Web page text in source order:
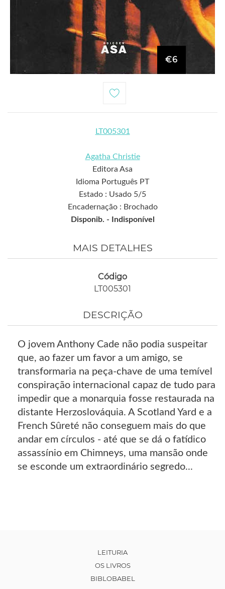
€6
LT005301
Agatha Christie
Editora Asa
Idioma Português PT
Estado : Usado 5/5
Encadernação : Brochado
Disponib. -
Indisponível
MAIS DETALHES
Código
LT005301
DESCRIÇÃO
O jovem Anthony Cade não podia suspeitar
que, ao fazer um favor a um amigo, se
transformaria na peça-chave de uma temível
conspiração internacional capaz de tudo para
impedir que a monarquia fosse restaurada na
distante Herzoslováquia. A Scotland Yard e a
French Sûreté não conseguem mais do que
andar em círculos - até que se dá o fatídico
assassínio em Chimneys, uma mansão onde
se esconde um extraordinário segredo...
LEITURIA
OS LIVROS
BIBLOBABEL